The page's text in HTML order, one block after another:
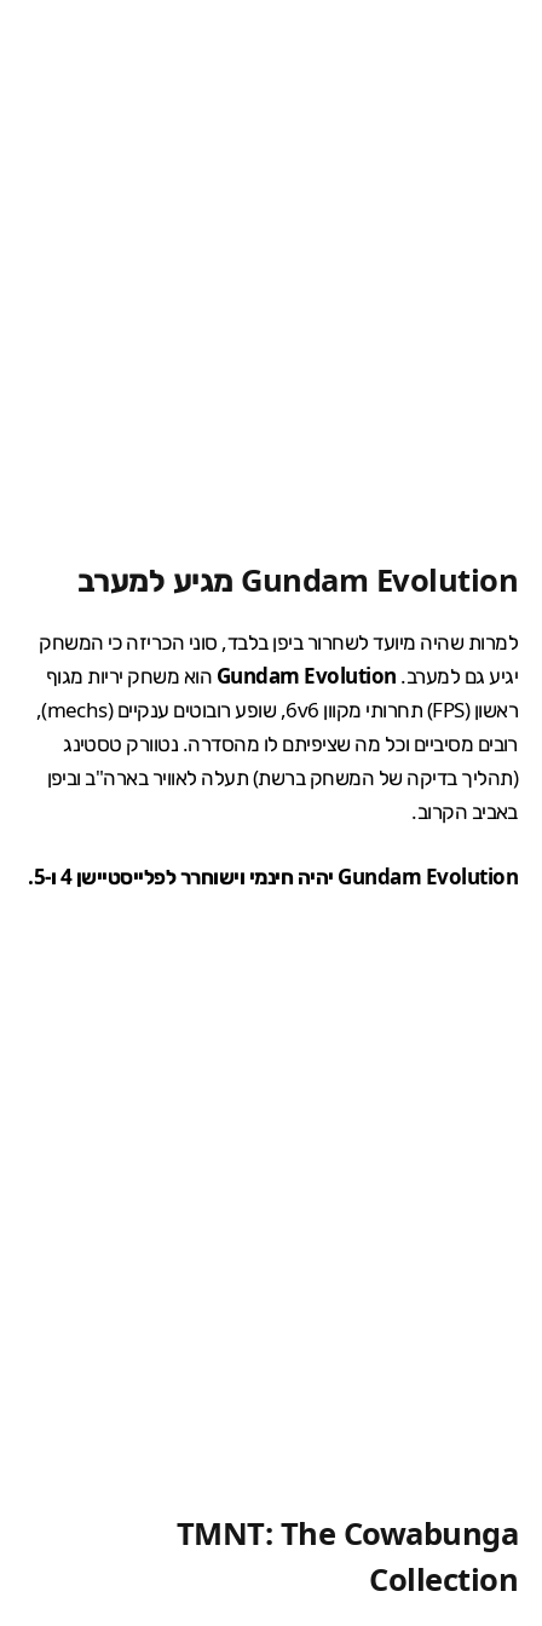
Gundam Evolution מגיע למערב
למרות שהיה מיועד לשחרור ביפן בלבד, סוני הכריזה כי המשחק
יגיע גם למערב. Gundam Evolution הוא משחק יריות מגוף
ראשון (FPS) תחרותי מקוון 6v6, שופע רובוטים ענקיים (mechs),
רובים מסיביים וכל מה שציפיתם לו מהסדרה. נטוורק טסטינג
(תהליך בדיקה של המשחק ברשת) תעלה לאוויר בארה"ב וביפן
באביב הקרוב.
Gundam Evolution יהיה חינמי וישוחרר לפלייסטיישן 4 ו-5.
TMNT: The Cowabunga
Collection